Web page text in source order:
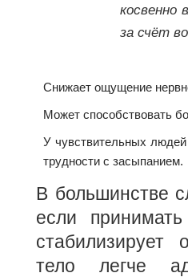
косвенно
за счёт
Снижает ощущение
Может способствовать
У чувствительных
трудности с засыпанием.
В большинстве
если
стабилизирует
тело легче